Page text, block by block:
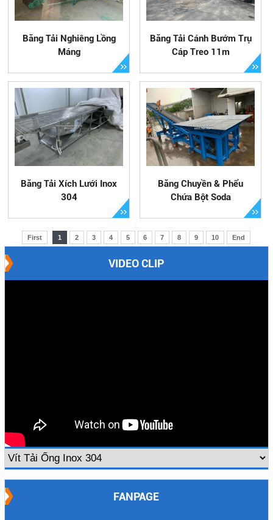
Băng Tải Nghiêng Lồng
Máng
Băng Tải Cánh Bướm Trụ
Cáp Treo 11m
Băng Tải Xích Lưới Inox
304
Băng Chuyền & Phểu
Chứa Bột Soda
First 1 2 3 4 5 6 7 8 9 10 End
VIDEO CLIP
FANPAGE